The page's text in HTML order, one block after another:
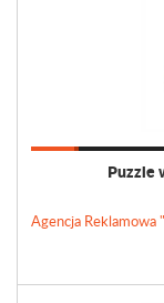
Puzzle